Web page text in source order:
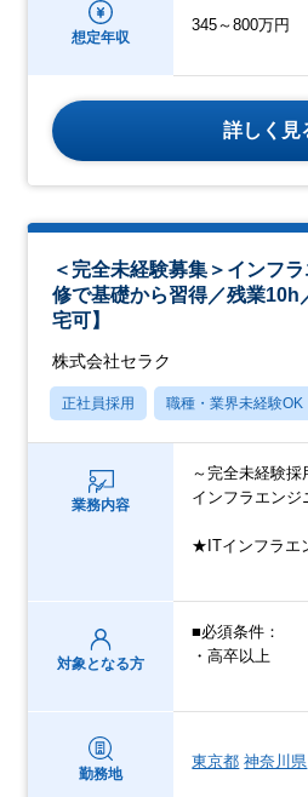
想定年収
345～800万円
詳しく見
＜完全未経験募集＞インフ
修で基礎から習得／残業10h
宅可】
株式会社セラク
正社員採用 職種・業界未経験OK
業務内容
～完全未経験
インフラエンジ
★ITインフラエ
対象となる方
■必須条件：
・高卒以上
勤務地
東京都 神奈川県